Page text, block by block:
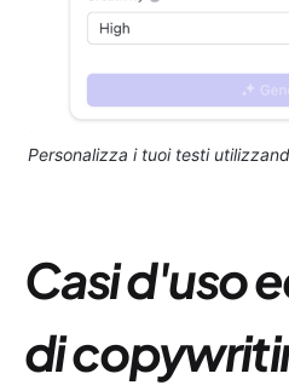
Personalizza i tuoi testi
Casi d'uso
di